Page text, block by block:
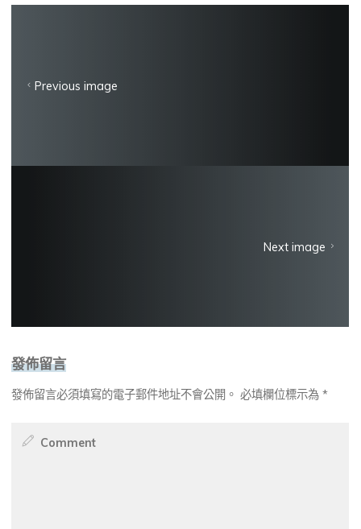
Previous image
Next image
發佈留言
發佈留言必須填寫的電子郵件地址不會公開。 必填欄位標示為*